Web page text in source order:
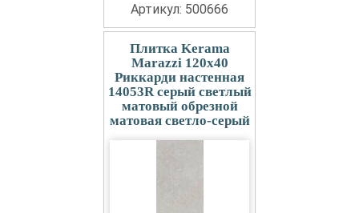
Артикул: 500666
Плитка Kerama
Marazzi 120x40
Риккарди настенная
14053R серый светлый
матовый обрезной
матовая светло-серый